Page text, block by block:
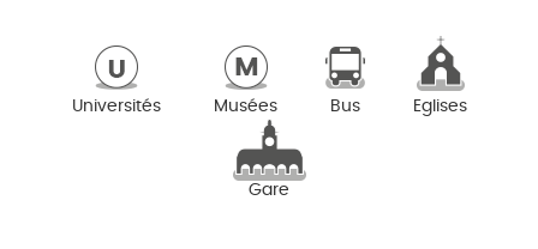
Universités Musées Bus Eglises
Gare